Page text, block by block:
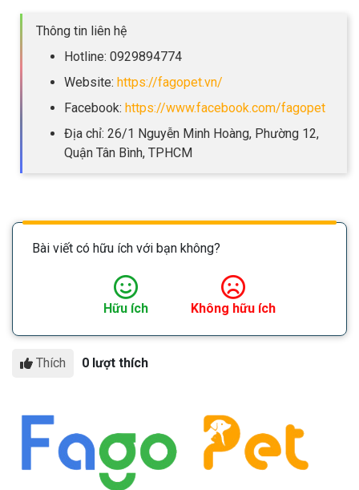
Thông tin liên hệ
Hotline: 0929894774
Website: https://fagopet.vn/
Facebook: https://www.facebook.com/fagopet
Địa chỉ: 26/1 Nguyễn Minh Hoàng, Phường 12,
Quận Tân Bình, TPHCM
Bài viết có hữu ích với bạn không?
Hữu ích Không hữu ích
Thích 0 lượt thích